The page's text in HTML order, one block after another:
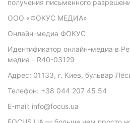
получения письменного
ООО «ФОКУС МЕДИА»
Онлайн-медиа ФОКУС
Идентификатор онлайн-медиа в
медиа - R40-03129
Адрес: 01133, г. Киев, бульвар
Телефон: +38 044 207 45 54
E-mail: info@focus.ua